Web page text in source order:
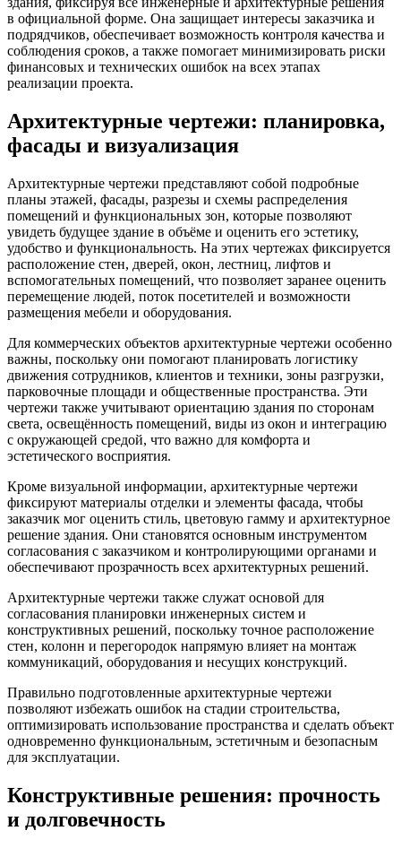
в официальной форме. Она защищает интересы заказчика и
подрядчиков, обеспечивает возможность контроля качества и
соблюдения сроков, а также помогает минимизировать риски
финансовых и технических ошибок на всех этапах
реализации проекта.
Архитектурные чертежи: планировка,
фасады и визуализация
Архитектурные чертежи представляют собой подробные
планы этажей, фасады, разрезы и схемы распределения
помещений и функциональных зон, которые позволяют
увидеть будущее здание в объёме и оценить его эстетику,
удобство и функциональность. На этих чертежах фиксируется
расположение стен, дверей, окон, лестниц, лифтов и
вспомогательных помещений, что позволяет заранее оценить
перемещение людей, поток посетителей и возможности
размещения мебели и оборудования.
Для коммерческих объектов архитектурные чертежи особенно
важны, поскольку они помогают планировать логистику
движения сотрудников, клиентов и техники, зоны разгрузки,
парковочные площади и общественные пространства. Эти
чертежи также учитывают ориентацию здания по сторонам
света, освещённость помещений, виды из окон и интеграцию
с окружающей средой, что важно для комфорта и
эстетического восприятия.
Кроме визуальной информации, архитектурные чертежи
фиксируют материалы отделки и элементы фасада, чтобы
заказчик мог оценить стиль, цветовую гамму и архитектурное
решение здания. Они становятся основным инструментом
согласования с заказчиком и контролирующими органами и
обеспечивают прозрачность всех архитектурных решений.
Архитектурные чертежи также служат основой для
согласования планировки инженерных систем и
конструктивных решений, поскольку точное расположение
стен, колонн и перегородок напрямую влияет на монтаж
коммуникаций, оборудования и несущих конструкций.
Правильно подготовленные архитектурные чертежи
позволяют избежать ошибок на стадии строительства,
оптимизировать использование пространства и сделать объект
одновременно функциональным, эстетичным и безопасным
для эксплуатации.
Конструктивные решения: прочность
и долговечность